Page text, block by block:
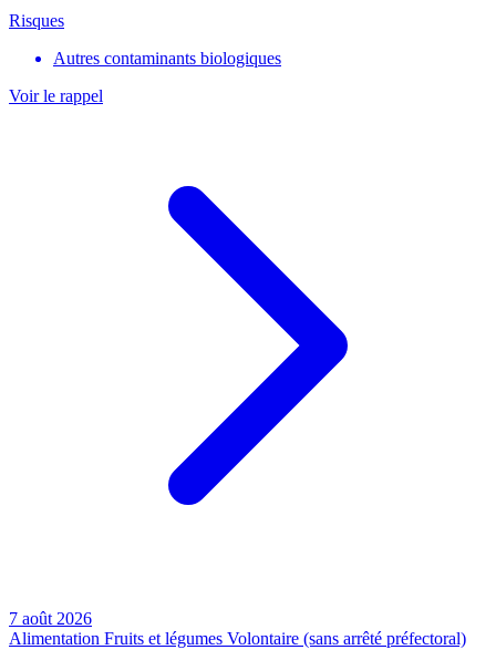
Risques
Autres contaminants biologiques
Voir le rappel
7 août 2026
Alimentation Fruits et légumes Volontaire (sans arrêté préfectoral)